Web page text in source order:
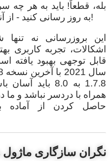
بله، قطعاً! باید به هر چه
به روز رسانی کنید - از آنجا به بعد تنها بهتر خواهد شد!
این بروزرسانی نه
اشکالات، تجربه کاربری
قابل توجهی بهبود یافته
1.7.8 به 8.0
همراه با دردسر نباشد و
حاصل کردن از آماده
نگران سازگاری